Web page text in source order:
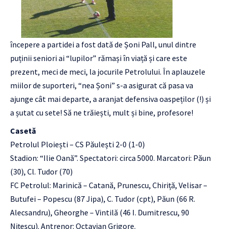
începere a partidei a fost dată de Șoni Pall, unul dintre
puținii seniori ai “lupilor” rămași în viață și care este
prezent, meci de meci, la jocurile Petrolului. În aplauzele
miilor de suporteri, “nea Șoni” s-a asigurat că pasa va
ajunge cât mai departe, a aranjat defensiva oaspeților (!) și
a șutat cu sete! Să ne trăiești, mult și bine, profesore!
Casetă
Petrolul Ploiești – CS Păulești 2-0 (1-0)
Stadion: “Ilie Oană”. Spectatori: circa 5000. Marcatori: Păun
(30), Cl. Tudor (70)
FC Petrolul: Marinică – Catană, Prunescu, Chiriță, Velisar –
Butufei – Popescu (87 Jipa), C. Tudor (cpt), Păun (66 R.
Alecsandru), Gheorghe – Vintilă (46 I. Dumitrescu, 90
Nițescu). Antrenor: Octavian Grigore.